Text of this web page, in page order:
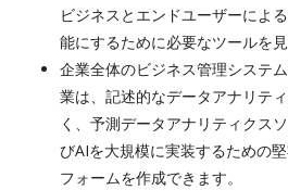
ビジネスとエンドユーザーによ
能にするために必要なツールを
企業全体のビジネス管理システ
業は、記述的なデータアナリテ
く、予測データアナリティクス
びAIを大規模に実装するための
フォームを作成できます。